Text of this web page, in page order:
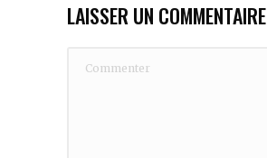
LAISSER UN COMMENTAIRE